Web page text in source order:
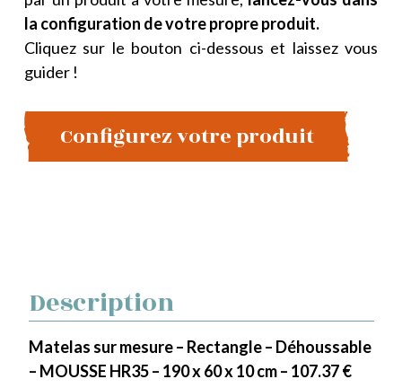
la configuration de votre propre produit.
Cliquez sur le bouton ci-dessous et laissez vous
guider !
Configurez votre produit
Description
Matelas sur mesure – Rectangle – Déhoussable
– MOUSSE HR35 – 190 x 60 x 10 cm – 107.37 €